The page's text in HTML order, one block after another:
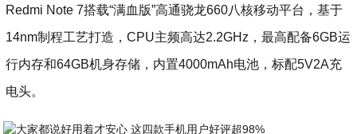
Redmi Note 7搭载“满血版”高通骁龙660八核移动平台，基于
14nm制程工艺打造，CPU主频高达2.2GHz，最高配备6GB运
行内存和64GB机身存储，内置4000mAh电池，标配5V2A充
电头。